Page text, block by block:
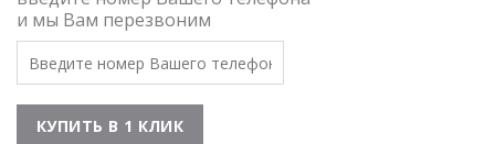
и мы Вам перезвоним